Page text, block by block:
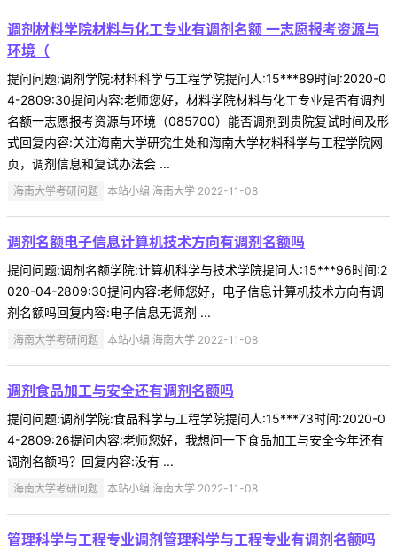
调剂材料学院材料与化工专业有调剂名额 一志愿报考资源与
环境（
提问问题:调剂学院:材料科学与工程学院提问人:15***89时间:2020-0
4-2809:30提问内容:老师您好，材料学院材料与化工专业是否有调剂
名额一志愿报考资源与环境（085700）能否调剂到贵院复试时间及形
式回复内容:关注海南大学研究生处和海南大学材料科学与工程学院网
页，调剂信息和复试办法会 ...
海南大学考研问题 本站小编 海南大学 2022-11-08
调剂名额电子信息计算机技术方向有调剂名额吗
提问问题:调剂名额学院:计算机科学与技术学院提问人:15***96时间:2
020-04-2809:30提问内容:老师您好，电子信息计算机技术方向有调
剂名额吗回复内容:电子信息无调剂 ...
海南大学考研问题 本站小编 海南大学 2022-11-08
调剂食品加工与安全还有调剂名额吗
提问问题:调剂学院:食品科学与工程学院提问人:15***73时间:2020-0
4-2809:26提问内容:老师您好，我想问一下食品加工与安全今年还有
调剂名额吗？回复内容:没有 ...
海南大学考研问题 本站小编 海南大学 2022-11-08
管理科学与工程专业调剂管理科学与工程专业有调剂名额吗